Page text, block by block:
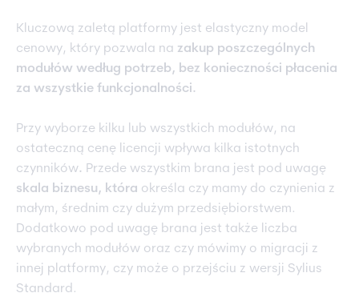
Kluczową zaletą platformy jest elastyczny model
cenowy, który pozwala na zakup poszczególnych
modułów według potrzeb, bez konieczności płacenia
za wszystkie funkcjonalności.
Przy wyborze kilku lub wszystkich modułów, na
ostateczną cenę licencji wpływa kilka istotnych
czynników. Przede wszystkim brana jest pod uwagę
skala biznesu, która określa czy mamy do czynienia z
małym, średnim czy dużym przedsiębiorstwem.
Dodatkowo pod uwagę brana jest także liczba
wybranych modułów oraz czy mówimy o migracji z
innej platformy, czy może o przejściu z wersji Sylius
Standard.